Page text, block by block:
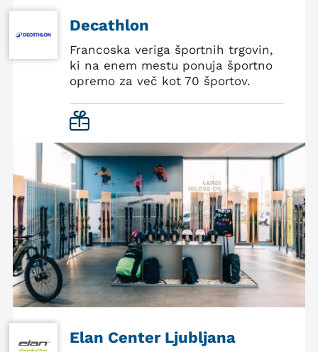
Decathlon
Francoska veriga športnih trgovin,
ki na enem mestu ponuja športno
opremo za več kot 70 športov.
Elan Center Ljubljana